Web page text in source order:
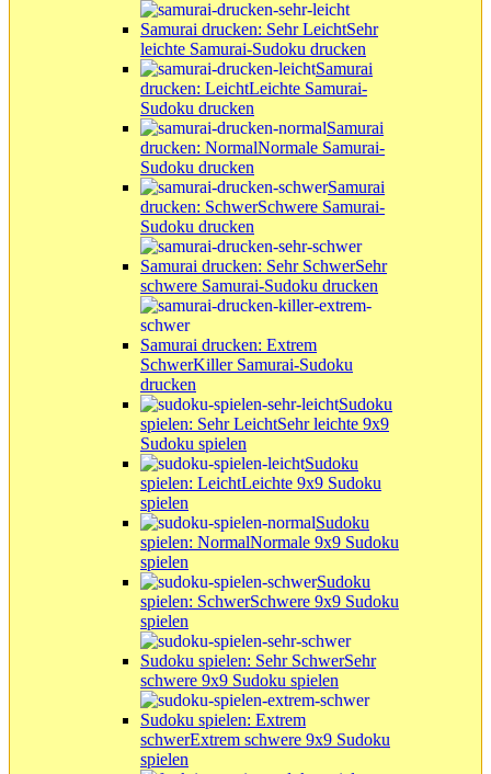
Samurai drucken: Sehr LeichtSehr
leichte Samurai-Sudoku drucken
Samurai
drucken: LeichtLeichte Samurai-
Sudoku drucken
Samurai
drucken: NormalNormale Samurai-
Sudoku drucken
Samurai
drucken: SchwerSchwere Samurai-
Sudoku drucken
Samurai drucken: Sehr SchwerSehr
schwere Samurai-Sudoku drucken
Samurai drucken: Extrem
SchwerKiller Samurai-Sudoku
drucken
Sudoku
spielen: Sehr LeichtSehr leichte 9x9
Sudoku spielen
Sudoku
spielen: LeichtLeichte 9x9 Sudoku
spielen
Sudoku
spielen: NormalNormale 9x9 Sudoku
spielen
Sudoku
spielen: SchwerSchwere 9x9 Sudoku
spielen
Sudoku spielen: Sehr SchwerSehr
schwere 9x9 Sudoku spielen
Sudoku spielen: Extrem
schwerExtrem schwere 9x9 Sudoku
spielen